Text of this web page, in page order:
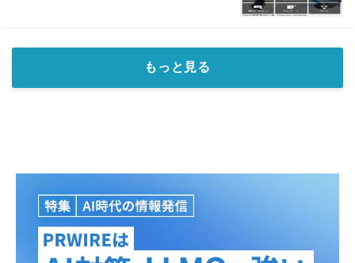
もっと見る